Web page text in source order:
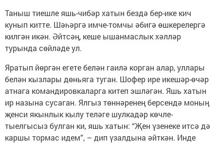
Таныш тиешле яшь-чибәр хатын бездә бер-ике кич
кунып китте. Шәһәргә имче-томчы әбигә өшкерелергә
килгән икән. Әйтсәң, кеше ышанмаслык хәлләр
турында сөйләде ул.
Яратып йөргән егете белән гаилә корган алар, уллары
белән кызлары дөньяга туган. Шофер ире икешәр-өчәр
атнага командировкаларга китеп эшләгән. Яшь хатын
ир назына сусаган. Ялгыз төннәренең берсендә моның
җенси якынлык кылу теләге шулкадәр көчле-
тыелгысыз булган ки, яшь хатын: “Җен үзенеке итсә дә
каршы тормас идем”, – дип үзалдына әйткән. Инде